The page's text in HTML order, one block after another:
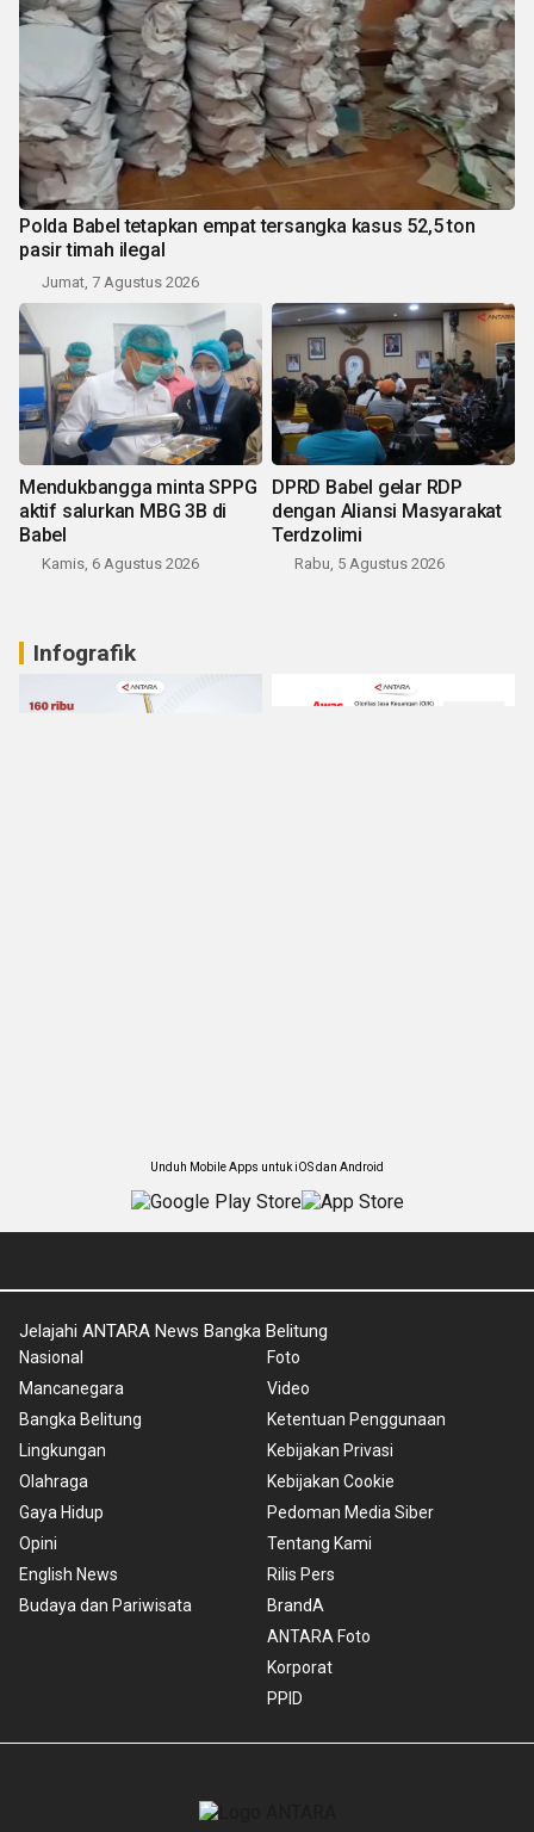
Polda Babel tetapkan empat tersangka kasus 52,5 ton
pasir timah ilegal
Jumat, 7 Agustus 2026
Mendukbangga minta SPPG
aktif salurkan MBG 3B di
Babel
Kamis, 6 Agustus 2026
DPRD Babel gelar RDP
dengan Aliansi Masyarakat
Terdzolimi
Rabu, 5 Agustus 2026
Infografik
Unduh Mobile Apps untuk iOS dan Android
Jelajahi ANTARA News Bangka Belitung
Nasional
Mancanegara
Bangka Belitung
Lingkungan
Olahraga
Gaya Hidup
Opini
English News
Budaya dan Pariwisata
Foto
Video
Ketentuan Penggunaan
Kebijakan Privasi
Kebijakan Cookie
Pedoman Media Siber
Tentang Kami
Rilis Pers
BrandA
ANTARA Foto
Korporat
PPID